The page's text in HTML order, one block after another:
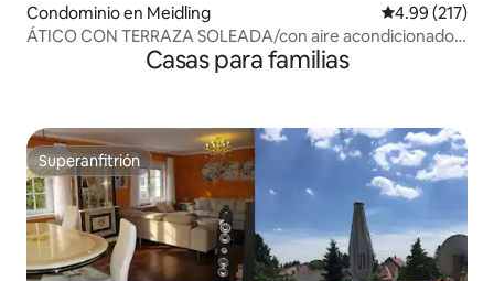
Condominio en Meidling Calificación
4.99 (217)
ÁTICO CON TERRAZA SOLEADA/con aire acondicionado,
cerca del METROCasas para familias
Superanfitrión
Superanfitrión